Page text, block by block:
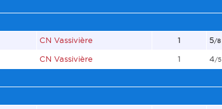
CN Vassivière 1 5/8
CN Vassivière 1 4/5